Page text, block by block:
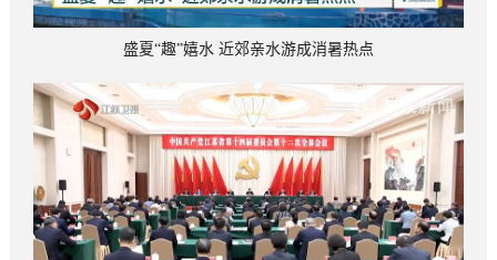
盛夏“趣”嬉水 近郊亲水游成消暑热点